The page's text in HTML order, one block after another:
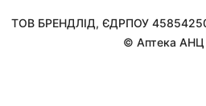
ТОВ БРЕНДЛІД, ЄДРПОУ
© Аптека АНЦ